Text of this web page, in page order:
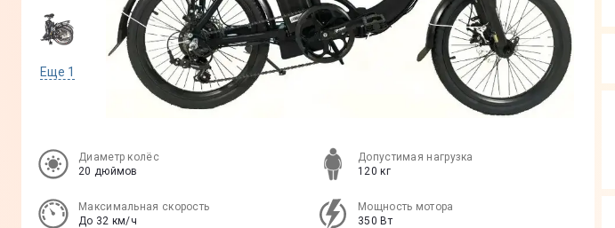
Еще 1
Диаметр колёс
20 дюймов
Допустимая нагрузка
120 кг
Максимальная скорость
До 32 км/ч
Мощность мотора
350 Вт